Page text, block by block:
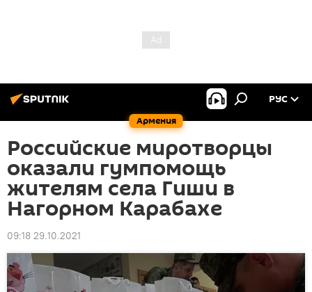
Армения
РУС
Российские миротворцы
оказали гумпомощь
жителям села Гиши в
Нагорном Карабахе
09:18 29.10.2021